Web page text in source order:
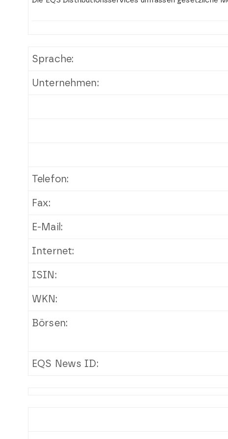
Sprache:
Unternehmen:
Telefon:
Fax:
E-Mail:
Internet:
ISIN:
WKN:
Börsen:
EQS News ID: